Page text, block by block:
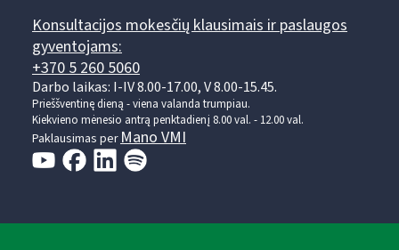
Konsultacijos mokesčių klausimais ir paslaugos
gyventojams:
+370 5 260 5060
Darbo laikas: I-IV 8.00-17.00, V 8.00-15.45.
Prieššventinę dieną - viena valanda trumpiau.
Kiekvieno mėnesio antrą penktadienį 8.00 val. - 12.00 val.
Paklausimas perMano VMI